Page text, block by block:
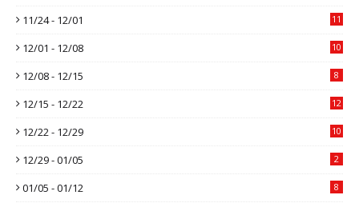
11/24 - 12/01 11
12/01 - 12/08 10
12/08 - 12/15 8
12/15 - 12/22 12
12/22 - 12/29 10
12/29 - 01/05 2
01/05 - 01/12 8